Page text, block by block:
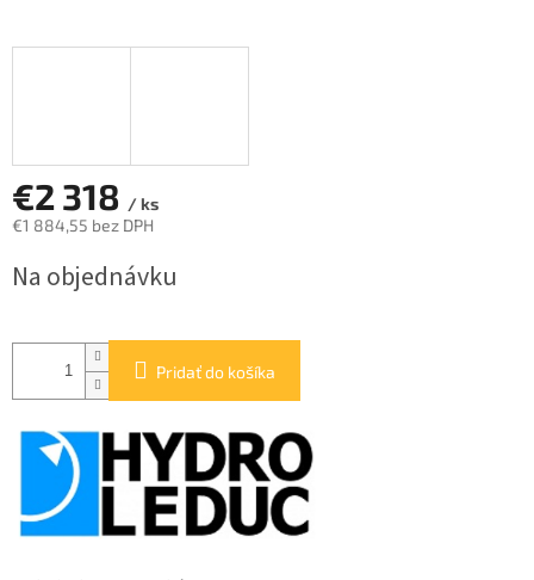
€2 318 / ks
€1 884,55 bez DPH
cena:
Na objednávku
Pridať do košíka